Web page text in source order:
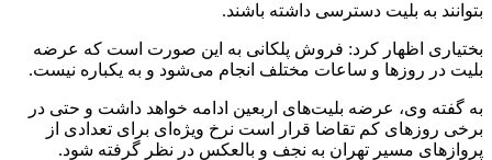
بتوانند به بلیت دسترسی داشته باشند.
بختیاری اظهار کرد: فروش پلکانی به این صورت است که عرضه‌
بلیت در روزها و ساعات مختلف انجام می‌شود و به یکباره نیست.
به گفته وی، عرضه بلیت‌های اربعین ادامه خواهد داشت و حتی در
برخی روزهای کم تقاضا قرار است نرخ ویژه‌ای برای تعدادی از
پروازهای مسیر تهران به نجف و بالعکس در نظر گرفته شود.